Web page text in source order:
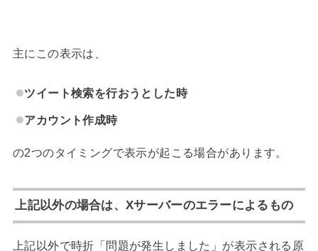
主にこの表示は、
ツイート検索を行おうとした時
アカウント作成時
の2つのタイミングで表示が起こる場合があります。
上記以外の場合は、Xサーバーのエラーによるもの
上記以外で時折「問題が発生しました」が表示される原